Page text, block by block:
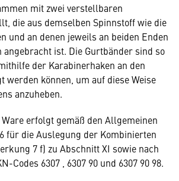
mit zwei verstellbaren
die aus demselben Spinnstoff wie die
und an denen jeweils an beiden Enden
angebracht ist. Die Gurtbänder sind so
der Karabinerhaken an den
werden können, um auf diese Weise
anzuheben.
erfolgt gemäß den Allgemeinen
für die Auslegung der Kombinierten
7 f) zu Abschnitt XI sowie nach
Codes 6307 , 6307 90 und 6307 90 98.